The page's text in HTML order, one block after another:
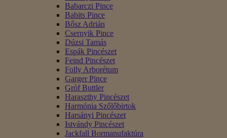
Babarczi Pince
Babits Pince
Bősz Adrián
Csernyik Pince
Dúzsi Tamás
Espák Pincészet
Feind Pincészet
Folly Arborétum
Garger Pince
Gróf Buttler
Haraszthy Pincészet
Harmónia Szőlőbirtok
Harsányi Pincészet
Istvándy Pincészet
Jackfall Bormanufaktúra